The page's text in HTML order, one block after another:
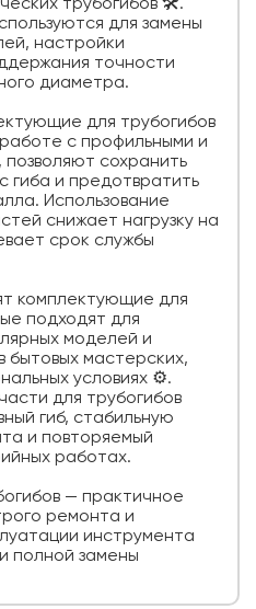
трубогибов 🛠️.
для замены
настройки
точности
диаметра.
для трубогибов
с профильными и
позволяют сохранить
гиба и предотвратить
Использование
снижает нагрузку на
срок службы
комплектующие для
подходят для
моделей и
бытовых мастерских,
условиях ⚙️.
для трубогибов
гиб, стабильную
и повторяемый
работах.
— практичное
ремонта и
инструмента
полной замены